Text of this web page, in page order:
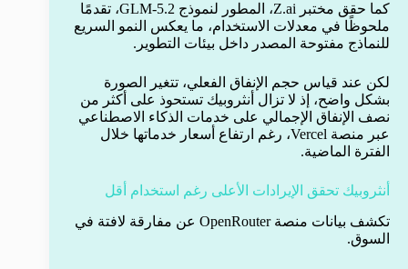
كما حقق مختبر Z.ai، المطور لنموذج GLM-5.2، تقدمًا
ملحوظًا في معدلات الاستخدام، ما يعكس النمو السريع
للنماذج مفتوحة المصدر داخل بيئات التطوير.
لكن عند قياس حجم الإنفاق الفعلي، تتغير الصورة
بشكل واضح، إذ لا تزال أنثروبيك تستحوذ على أكثر من
نصف الإنفاق الإجمالي على خدمات الذكاء الاصطناعي
عبر منصة Vercel، رغم ارتفاع أسعار خدماتها خلال
الفترة الماضية.
أنثروبيك تحقق الإيرادات الأعلى رغم استخدام أقل
تكشف بيانات منصة OpenRouter عن مفارقة لافتة في
السوق.